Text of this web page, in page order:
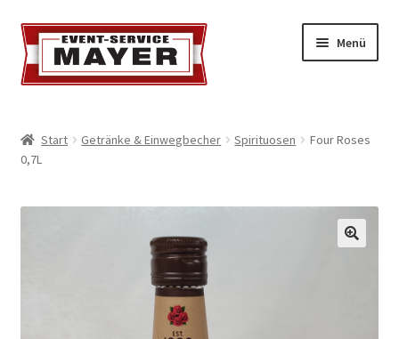
Menü
Event-Service
Standort & Öffnungszeiten
Start Getränke & Einwegbecher Spirituosen
Four Roses
0,7L